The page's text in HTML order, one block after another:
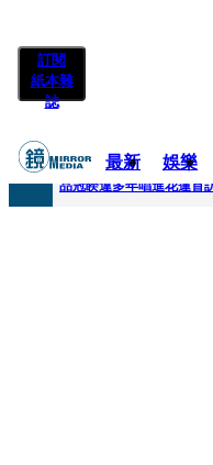
訂閱
紙本雜
誌
最新 娛樂
快訊